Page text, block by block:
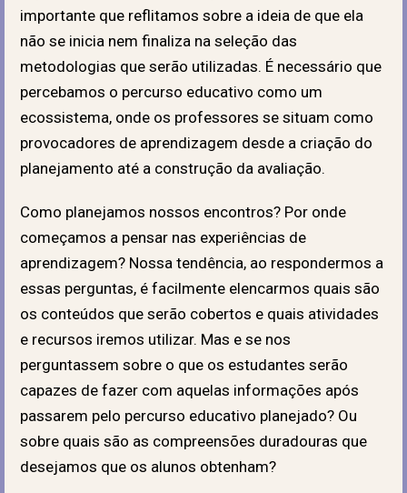
importante que reflitamos sobre a ideia de que ela
não se inicia nem finaliza na seleção das
metodologias que serão utilizadas. É necessário que
percebamos o percurso educativo como um
ecossistema, onde os professores se situam como
provocadores de aprendizagem desde a criação do
planejamento até a construção da avaliação.
Como planejamos nossos encontros? Por onde
começamos a pensar nas experiências de
aprendizagem? Nossa tendência, ao respondermos a
essas perguntas, é facilmente elencarmos quais são
os conteúdos que serão cobertos e quais atividades
e recursos iremos utilizar. Mas e se nos
perguntassem sobre o que os estudantes serão
capazes de fazer com aquelas informações após
passarem pelo percurso educativo planejado? Ou
sobre quais são as compreensões duradouras que
desejamos que os alunos obtenham?